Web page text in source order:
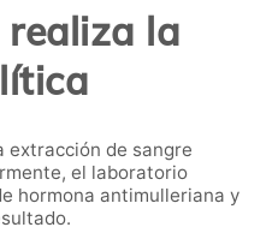
realiza la
extracción de sangre
el laboratorio
hormona antimulleriana y